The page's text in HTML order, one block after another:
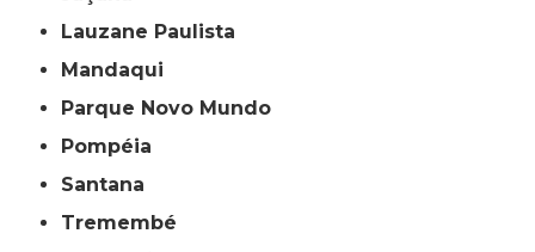
Lauzane Paulista
Mandaqui
Parque Novo Mundo
Pompéia
Santana
Tremembé